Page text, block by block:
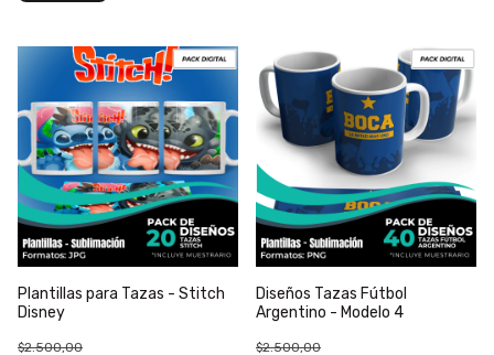
Plantillas para Tazas - Stitch
Disney
$2.500,00
Diseños Tazas Fútbol
Argentino - Modelo 4
$2.500,00